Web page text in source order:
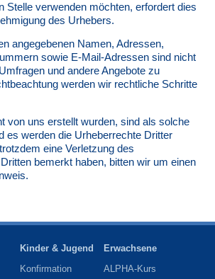
Stelle verwenden möchten, erfordert dies
des Urhebers.
angegebenen Namen, Adressen,
sowie E-Mail-Adressen sind nicht
und andere Angebote zu
werden wir rechtliche Schritte
von uns erstellt wurden, sind als solche
es werden die Urheberrechte Dritter
eine Verletzung des
bemerkt haben, bitten wir um einen
Kinder & Jugend
Konfirmation
Erwachsene
ALPHA-Kurs